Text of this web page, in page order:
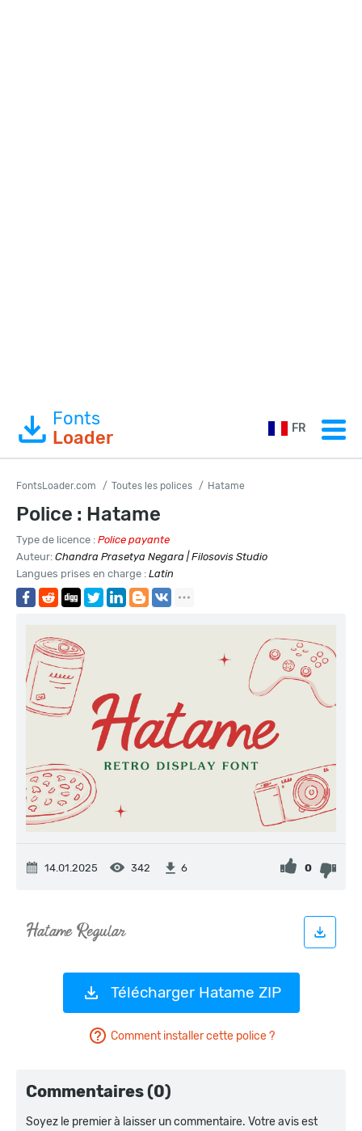
Fonts
Loader
FR
FontsLoader.com Toutes les polices Hatame
Police : Hatame
Type de licence : Police payante
Auteur: Chandra Prasetya Negara | Filosovis Studio
Langues prises en charge : Latin
14.01.2025 342 6 0
Télécharger Hatame ZIP
Comment installer cette police ?
Commentaires (0)
Soyez le premier à laisser un commentaire. Votre avis est